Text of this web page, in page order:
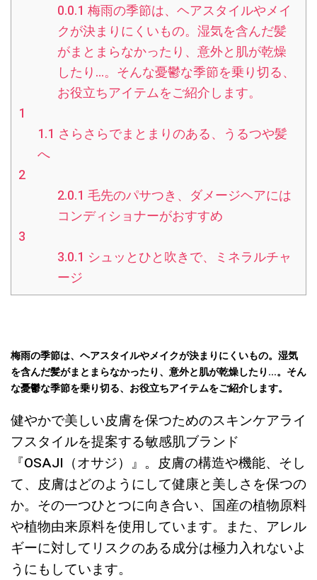
0.0.1 梅雨の季節は、ヘアスタイルやメイ
クが決まりにくいもの。湿気を含んだ髪
がまとまらなかったり、意外と肌が乾燥
したり…。そんな憂鬱な季節を乗り切る、
お役立ちアイテムをご紹介します。
1
1.1 さらさらでまとまりのある、うるつや髪
へ
2
2.0.1 毛先のパサつき、ダメージヘアには
コンディショナーがおすすめ
3
3.0.1 シュッとひと吹きで、ミネラルチャ
ージ
梅雨の季節は、ヘアスタイルやメイクが決まりにくいもの。湿気
を含んだ髪がまとまらなかったり、意外と肌が乾燥したり…。そん
な憂鬱な季節を乗り切る、お役立ちアイテムをご紹介します。
健やかで美しい皮膚を保つためのスキンケアライ
フスタイルを提案する敏感肌ブランド
『OSAJI（オサジ）』。皮膚の構造や機能、そし
て、皮膚はどのようにして健康と美しさを保つの
か。その一つひとつに向き合い、国産の植物原料
や植物由来原料を使用しています。また、アレル
ギーに対してリスクのある成分は極力入れないよ
うにもしています。